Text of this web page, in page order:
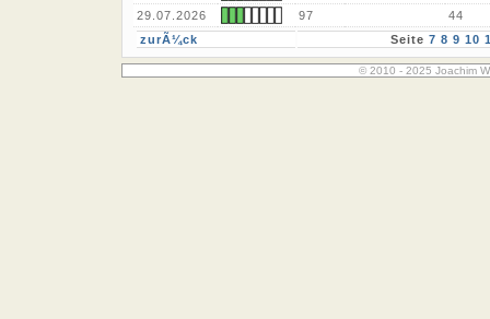
29.07.2026
97
44
zurÃ¼ck
Seite 7 8 9 10
© 2010 - 2025 Joachim